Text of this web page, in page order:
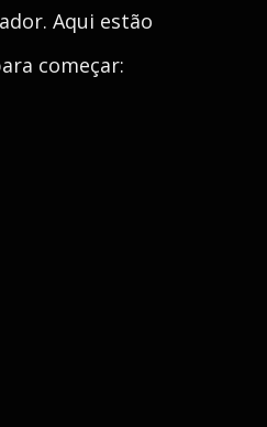
Aqui estão
começar: